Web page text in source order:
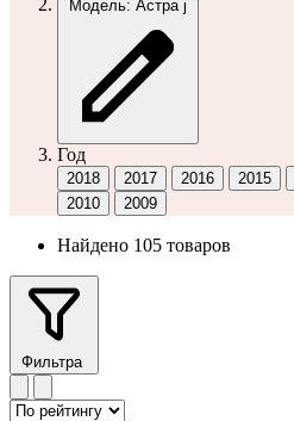
Модель: Астра j
Год
2018 2017 2016 2015
2010
2009
Найдено 105 товаров
Фильтра